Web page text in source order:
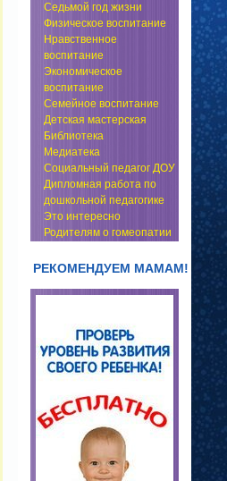
Седьмой год жизни
Физическое воспитание
Нравственное
воспитание
Экономическое
воспитание
Семейное воспитание
Детская мастерская
Библиотека
Медиатека
Социальный педагог ДОУ
Дипломная работа по
дошкольной педагогике
Это интересно
Родителям о гомеопатии
РЕКОМЕНДУЕМ МАМАМ!